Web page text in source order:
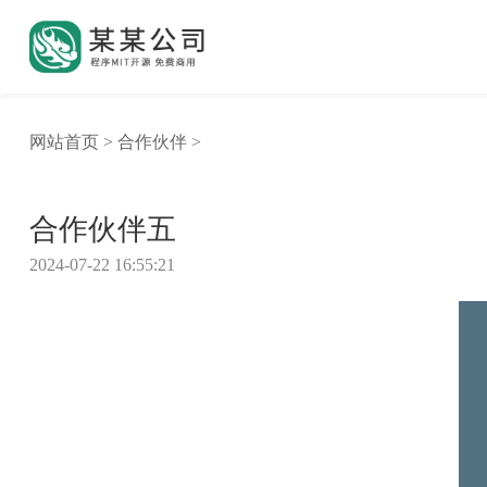
网站首页> 合作伙伴>
合作伙伴五
2024-07-22 16:55:21